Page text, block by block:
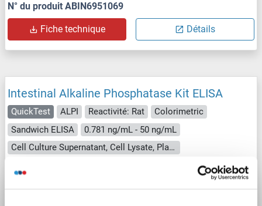
N° du produit ABIN6951069
Fiche technique Détails
Intestinal Alkaline Phosphatase Kit ELISA
QuickTest ALPI Reactivité: Rat
Colorimetric
Sandwich ELISA
0.781 ng/mL - 50 ng/mL
Cell Culture Supernatant, Cell Lysate, Plasma, Serum, Tissue Lysate